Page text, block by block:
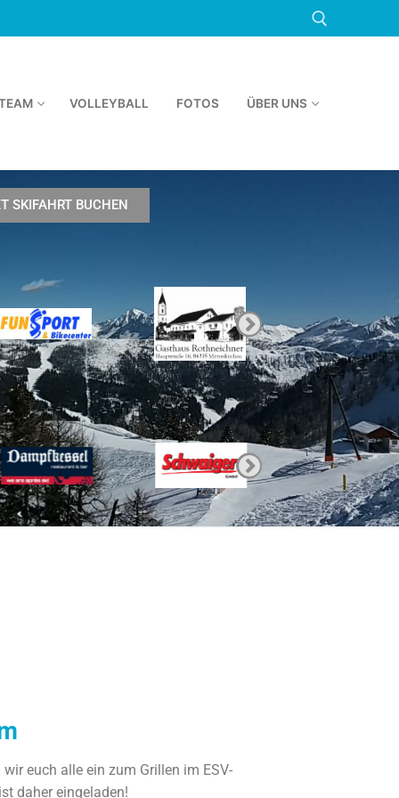
VOLLEYBALL FOTOS ÜBER UNS
SKIFAHRT BUCHEN
euch alle ein zum Grillen im ESV-
daher eingeladen!